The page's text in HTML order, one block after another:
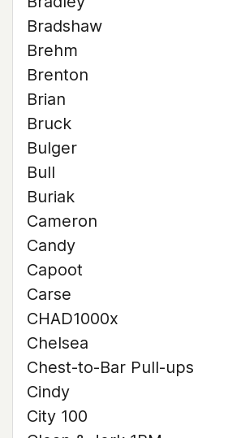
Bradshaw
Brehm
Brenton
Brian
Bruck
Bulger
Bull
Buriak
Cameron
Candy
Capoot
Carse
CHAD1000x
Chelsea
Chest-to-Bar Pull-ups
Cindy
City 100